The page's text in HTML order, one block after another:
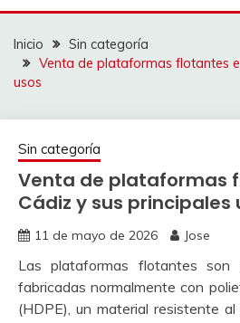
Inicio
Sin categoría
Venta de plataformas flotantes
usos
Sin categoría
Venta de plataformas
Cádiz y sus principales
11 de mayo de 2026 Jose
Las plataformas flotantes son
fabricadas normalmente con
(HDPE), un material resistente